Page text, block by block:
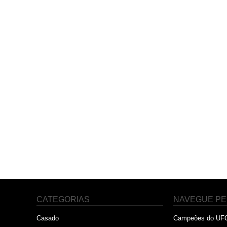
CATEGORIAS
Casado
NAVEGUE
Campeões do